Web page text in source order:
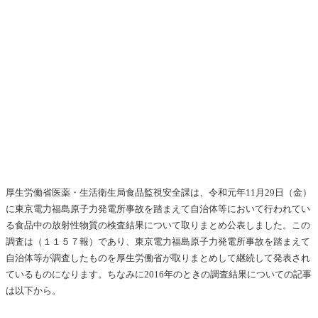
厚生労働省医薬・生活衛生局食品監視安全課は、令和元年11月29日（金）
に東京電力福島原子力発電所事故を踏まえて自治体等において行われてい
る食品中の放射性物質の検査結果について取りまとめ公表しました。この
調査は（１１５７報）であり、東京電力福島原子力発電所事故を踏まえて
自治体等が調査したものを厚生労働省が取りまとめして継続して発表され
ているものになります。ちなみに2016年のときの調査結果についての記事
は以下から。